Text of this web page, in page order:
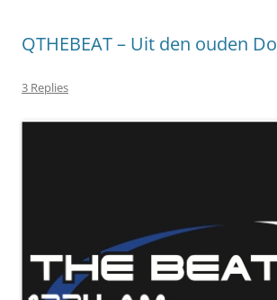
QTHEBEAT – Uit den ouden
3 Replies